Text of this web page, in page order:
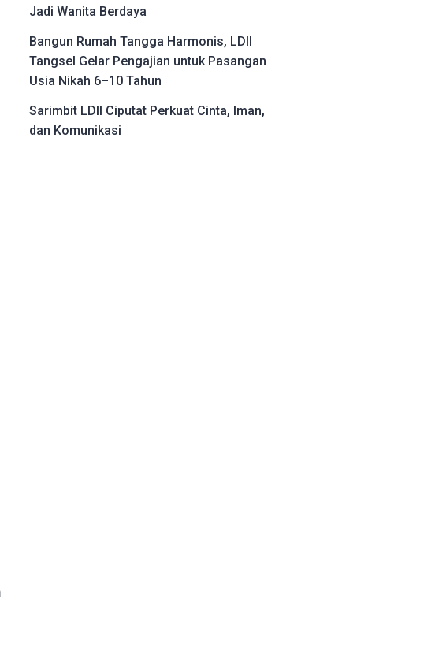
Jadi Wanita Berdaya
Bangun Rumah Tangga Harmonis, LDII
Tangsel Gelar Pengajian untuk Pasangan
Usia Nikah 6–10 Tahun
Sarimbit LDII Ciputat Perkuat Cinta, Iman,
dan Komunikasi